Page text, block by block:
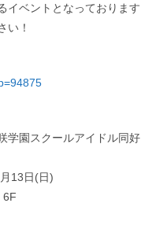
イベントとなっております
い！
学園スクールアイドル同好
13日(日)
6F